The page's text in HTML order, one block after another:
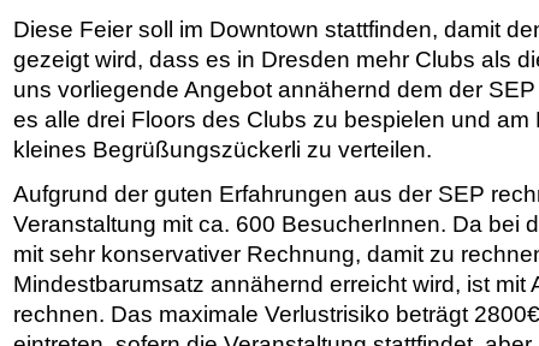
Diese Feier soll im Downtown stattfinden, damit
gezeigt wird, dass es in Dresden mehr Clubs als
uns vorliegende Angebot annähernd dem der
es alle drei Floors des Clubs zu bespielen und am
kleines Begrüßungszückerli zu verteilen.
Aufgrund der guten Erfahrungen aus der SEP
Veranstaltung mit ca. 600 BesucherInnen. Da bei
mit sehr konservativer Rechnung, damit zu
Mindestbarumsatz annähernd erreicht wird, ist mit
rechnen. Das maximale Verlustrisiko beträgt